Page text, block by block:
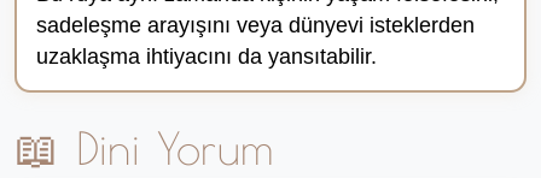
sadeleşme arayışını veya dünyevi isteklerden
uzaklaşma ihtiyacını da yansıtabilir.
📖 Dini Yorum